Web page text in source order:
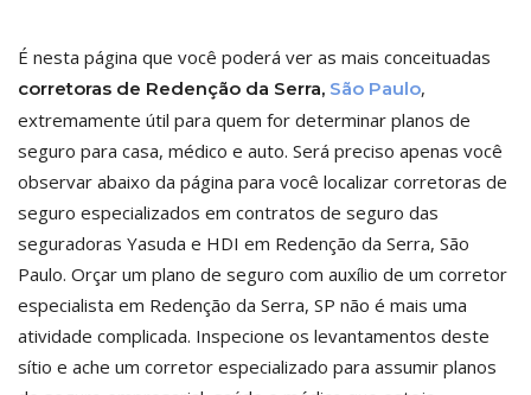
É nesta página que você poderá ver as mais conceituadas
corretoras de Redenção da Serra, São Paulo,
extremamente útil para quem for determinar planos de
seguro para casa, médico e auto. Será preciso apenas você
observar abaixo da página para você localizar corretoras de
seguro especializados em contratos de seguro das
seguradoras Yasuda e HDI em Redenção da Serra, São
Paulo. Orçar um plano de seguro com auxílio de um corretor
especialista em Redenção da Serra, SP não é mais uma
atividade complicada. Inspecione os levantamentos deste
sítio e ache um corretor especializado para assumir planos